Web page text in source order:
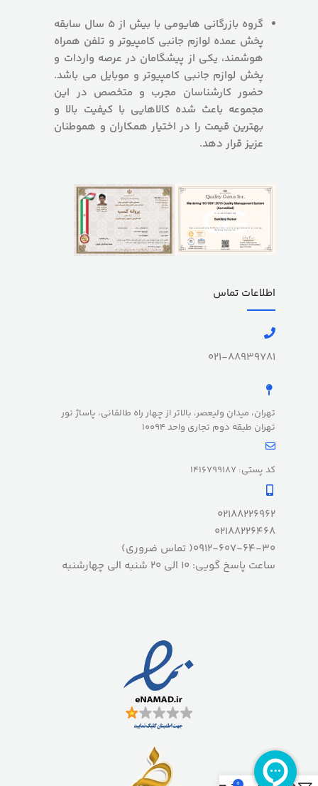
گروه بازرگانی هایومی با بیش از 5 سال سابقه
پخش عمده لوازم جانبی کامپیوتر و تلفن همراه
هوشمند، یکی از پیشگامان در عرصه واردات و
پخش لوازم جانبی کامپیوتر و موبایل می باشد.
حضور کارشناسان مجرب و متخصص در این
مجموعه باعث شده کالاهایی با کیفیت بالا و
بهترین قیمت را در اختیار همکاران و هموطنان
عزیز قرار دهد.
اطلاعات تماس
021-88939781
تهران، میدان ولیعصر، بالاتر از چهار راه طالقانی، پاساژ نور
تهران طبقه دوم تجاری واحد 10094
کد پستی: 1416799187
02188226962
02188226468
0912-607-64-30( تماس ضروری)
ساعت پاسخ گویی: 10 الی 20 شنبه الی چهارشنبه
0